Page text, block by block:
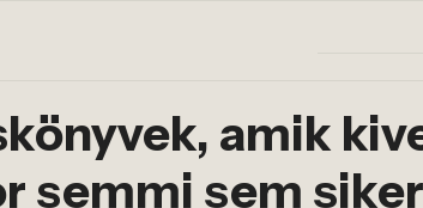
amik
semmi sem